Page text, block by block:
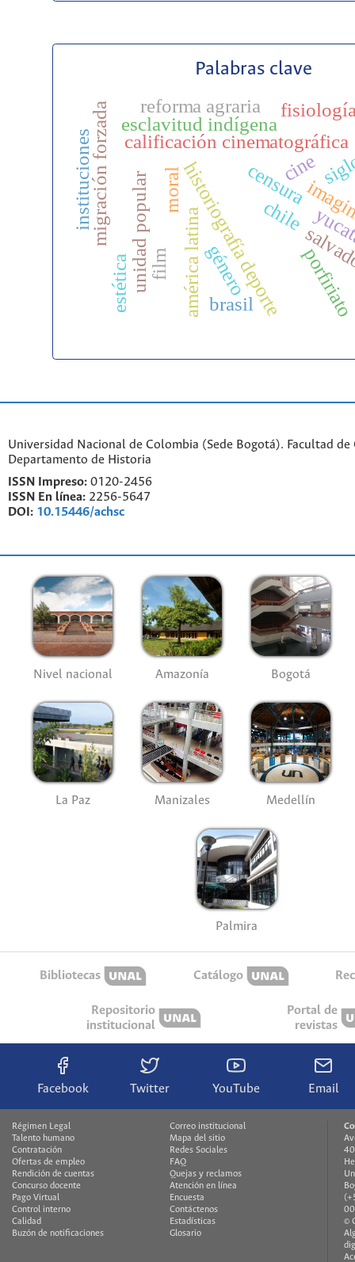
Palabras clave
historiografía deporte
américa latina
censura
calificación cinematográfica
cine
film
chile
unidad popular moral
esclavitud indígena
migración forzada reforma agraria
instituciones
brasil
estética género
Universidad Nacional de Colombia (Sede Bogotá). Facultad de
Departamento de Historia
ISSN Impreso: 0120-2456
ISSN En línea: 2256-5647
DOI: 10.15446/achsc
Nivel nacional Amazonía Bogotá
La Paz Manizales Medellín
Palmira
Bibliotecas Catálogo
Repositorio
institucional
Portal de
revistas
Facebook Twitter YouTube Email
Régimen Legal
Talento humano
Contratación
Ofertas de empleo
Rendición de cuentas
Concurso docente
Pago Virtual
Control interno
Calidad
Buzón de notificaciones
Correo institucional
Mapa del sitio
Redes Sociales
FAQ
Quejas y reclamos
Atención en línea
Encuesta
Contáctenos
Estadísticas
Glosario
©